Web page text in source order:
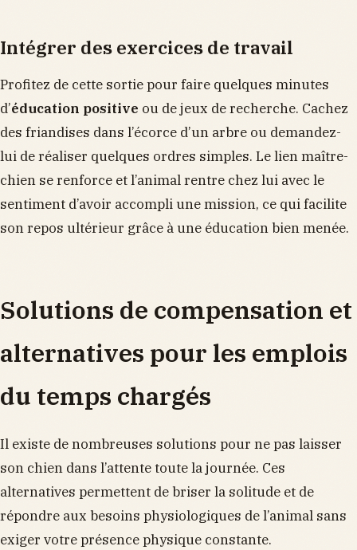
Intégrer des exercices de travail
Profitez de cette sortie pour faire quelques minutes
d’éducation positive ou de jeux de recherche. Cachez
des friandises dans l’écorce d’un arbre ou demandez-
lui de réaliser quelques ordres simples. Le lien maître-
chien se renforce et l’animal rentre chez lui avec le
sentiment d’avoir accompli une mission, ce qui facilite
son repos ultérieur grâce à une éducation bien menée.
Solutions de compensation et
alternatives pour les emplois
du temps chargés
Il existe de nombreuses solutions pour ne pas laisser
son chien dans l’attente toute la journée. Ces
alternatives permettent de briser la solitude et de
répondre aux besoins physiologiques de l’animal sans
exiger votre présence physique constante.